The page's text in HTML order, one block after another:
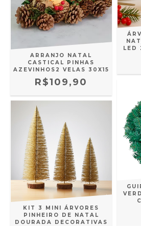
ARRANJO NATAL
CASTICAL PINHAS
AZEVINHOS2 VELAS 30X15
R$109,90
LED
KIT 3 MINI ÁRVORES
PINHEIRO DE NATAL
DOURADA DECORATIVAS